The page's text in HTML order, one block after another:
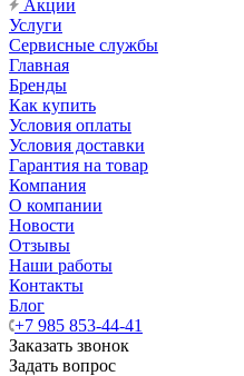
Акции
Услуги
Сервисные службы
Главная
Бренды
Как купить
Условия оплаты
Условия доставки
Гарантия на товар
Компания
О компании
Новости
Отзывы
Наши работы
Контакты
Блог
+7 985 853-44-41
Заказать звонок
Задать вопрос